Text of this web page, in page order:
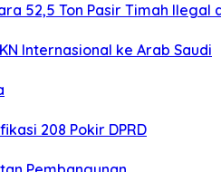
52,5 Ton Pasir Timah Ilegal
Internasional ke Arab Saudi
208 Pokir DPRD